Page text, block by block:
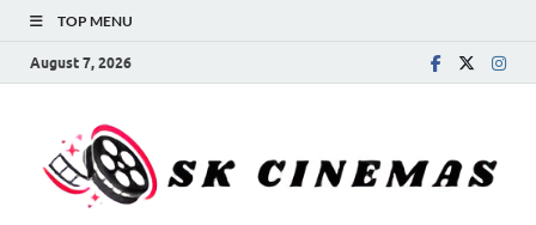
TOP MENU
August 7, 2026